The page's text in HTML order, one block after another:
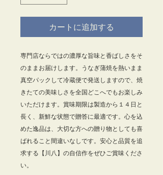
カートに追加する
専門店ならではの濃厚な旨味と香ばしさをそ
のままお届けします。うなぎ蒲焼を熱いまま
真空パックして冷蔵便で発送しますので、焼
きたての美味しさを全国どこへでもお楽しみ
いただけます。賞味期限は製造から１４日と
長く、新鮮な状態で贈答に最適です。心を込
めた逸品は、大切な方への贈り物としても喜
ばれること間違いなしです。安心と品質を追
求する【川八】の自信作をぜひご賞味くださ
い。